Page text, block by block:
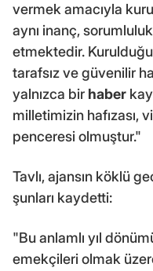
vermek amacıyla
aynı inanç,
etmektedir.
tarafsız ve güvenilir
yalnızca bir haber
milletimizin hafızası,
penceresi olmuştur."
Tavlı, ajansın köklü
şunları kaydetti:
"Bu anlamlı yıl
emekçileri olmak